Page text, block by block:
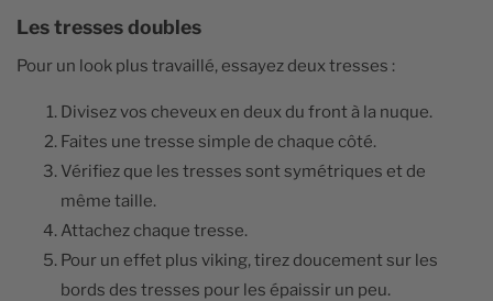
Les tresses doubles
Pour un look plus travaillé, essayez deux tresses :
Divisez vos cheveux en deux du front à la nuque.
Faites une tresse simple de chaque côté.
Vérifiez que les tresses sont symétriques et de
même taille.
Attachez chaque tresse.
Pour un effet plus viking, tirez doucement sur les
bords des tresses pour les épaissir un peu.